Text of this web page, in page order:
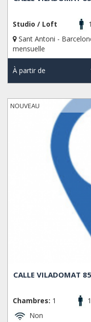
Studio / Loft 1
Sant Antoni -
mensuelle
À partir de
NOUVEAU
CALLE VILADOMAT 85
Chambres: 1 1
Non